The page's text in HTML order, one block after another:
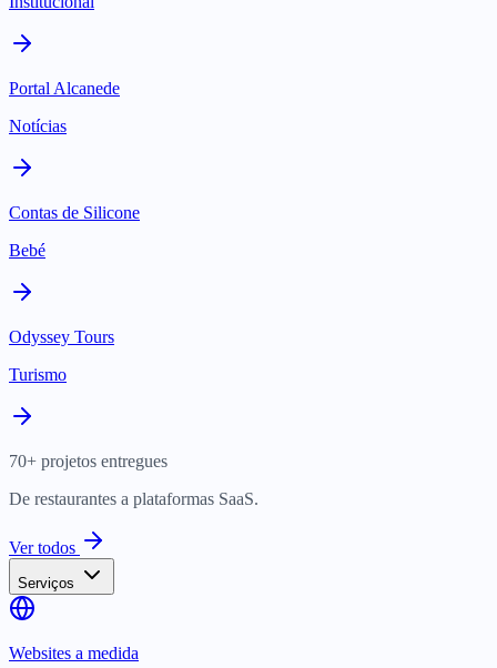
Portal Alcanede
Notícias
Contas de Silicone
Bebé
Odyssey Tours
Turismo
70+ projetos entregues
De restaurantes a plataformas SaaS.
Ver todos
Serviços
Websites a medida